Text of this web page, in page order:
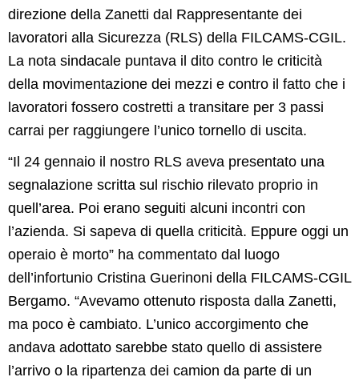
direzione della Zanetti dal Rappresentante dei
lavoratori alla Sicurezza (RLS) della FILCAMS-CGIL.
La nota sindacale puntava il dito contro le criticità
della movimentazione dei mezzi e contro il fatto che i
lavoratori fossero costretti a transitare per 3 passi
carrai per raggiungere l’unico tornello di uscita.
“Il 24 gennaio il nostro RLS aveva presentato una
segnalazione scritta sul rischio rilevato proprio in
quell’area. Poi erano seguiti alcuni incontri con
l’azienda. Si sapeva di quella criticità. Eppure oggi un
operaio è morto” ha commentato dal luogo
dell’infortunio Cristina Guerinoni della FILCAMS-CGIL
Bergamo. “Avevamo ottenuto risposta dalla Zanetti,
ma poco è cambiato. L’unico accorgimento che
andava adottato sarebbe stato quello di assistere
l’arrivo o la ripartenza dei camion da parte di un